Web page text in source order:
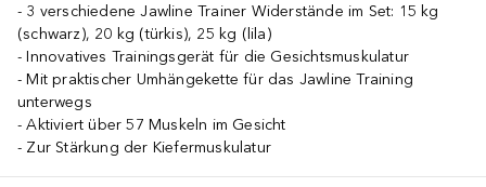
3 verschiedene Jawline Trainer Widerstände im Set: 15 kg
(schwarz), 20 kg (türkis), 25 kg (lila)
Innovatives Trainingsgerät für die Gesichtsmuskulatur
Mit praktischer Umhängekette für das Jawline Training
unterwegs
Aktiviert über 57 Muskeln im Gesicht
Zur Stärkung der Kiefermuskulatur